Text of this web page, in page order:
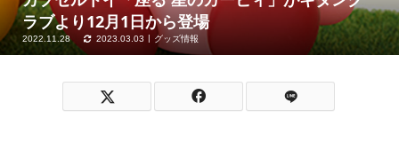
ラブより12月1日から登場
2022.11.28 2023.03.03 グッズ情報